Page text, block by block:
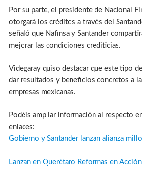
Por su parte, el presidente de Nacional
otorgará los créditos a través del
señaló que Nafinsa y Santander
mejorar las condiciones crediticias.
Videgaray quiso destacar que este tipo
dar resultados y beneficios concretos a
empresas mexicanas.
Podéis ampliar información al respecto
enlaces:
Gobierno y Santander lanzan alianza
Lanzan en Querétaro Reformas en